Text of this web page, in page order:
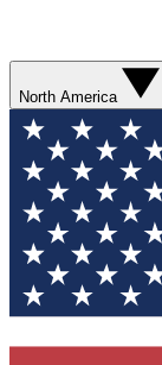
North America